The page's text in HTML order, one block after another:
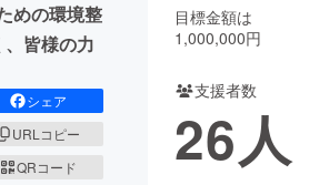
Social Good CAMPFIRE Creation
るさと納税machi-ya コミュニティ
めの環境整
皆様の力
シェア
URLコピー
QRコード
目標金額は
1,000,000円
支援者数
26人